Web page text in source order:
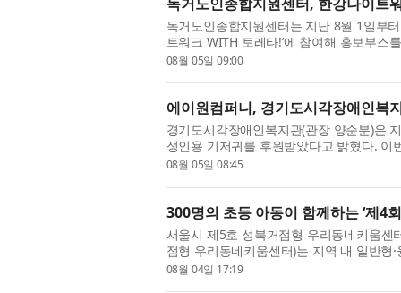
독거노인종합지원센터는 지난 8월 1일부
트워크 WITH 토레타!’​에 참여해 홍보부
는 건강한 걷기 문화 확산과 나눔의 가치
08월 05일 09:00
에이원컴퍼니, 경기도시각장애인복
경기도시각장애인복지관(관장 양순분)은
성인용 기저귀를 후원받았다고 밝혔다.
께하는 첫 나눔으로, 경제적 부담 등으로
08월 05일 08:45
300명의 초등 아동이 함께하는 ‘제4
서울시 제5호 성북거점형 우리동네키움
점형 우리동네키움센터)는 지역 내 일반형
개최했다. 행사에는 최동민 동대문구청장
08월 04일 17:19